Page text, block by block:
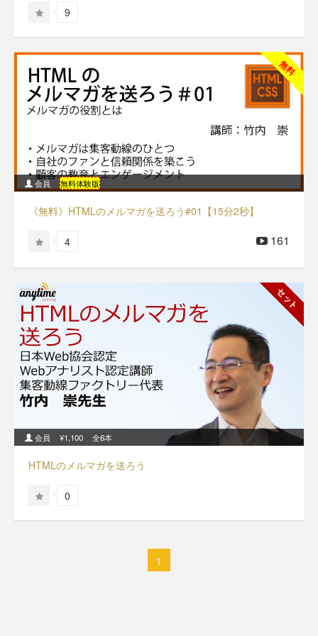
9
無料
会員 無料体験版
《無料》HTMLのメルマガを送ろう#01【15分2秒】
4 161
セット
会員 ¥1,100 全6本
HTMLのメルマガを送ろう
0
1